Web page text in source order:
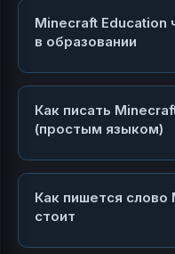
Minecraft Education
в образовании
Как писать
(простым языком)
Как пишется слово
стоит